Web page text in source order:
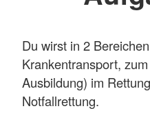
Du wirst in 2
Krankentransport,
Ausbildung) im
Notfallrettung.